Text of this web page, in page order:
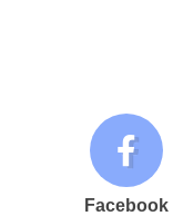
Facebook